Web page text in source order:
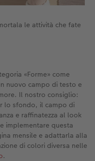
le attività che fate
«Forme» come
nuovo campo di testo e
Il nostro consiglio:
lo sfondo, il campo di
e raffinatezza al look
implementare questa
mensile e adattarla alla
di colori diversa nelle
.